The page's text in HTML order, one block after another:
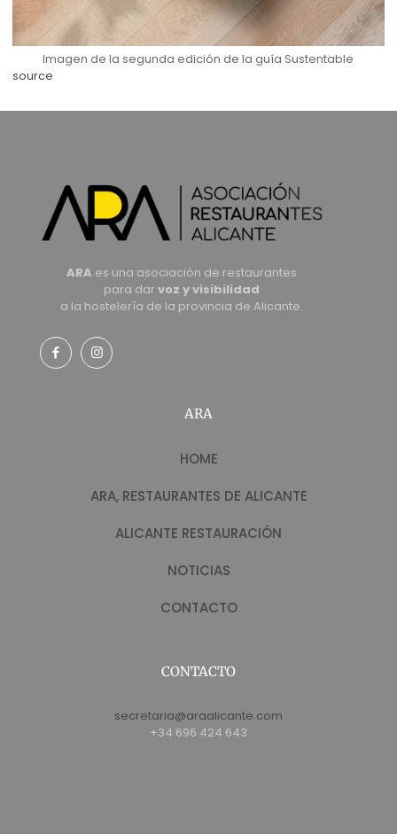
Imagen de la segunda edición de la guía Sustentable
source
ARA es una asociación de restaurantes
para dar voz y visibilidad
a la hostelería de la provincia de Alicante.
ARA
HOME
ARA, RESTAURANTES DE ALICANTE
ALICANTE RESTAURACIÓN
NOTICIAS
CONTACTO
CONTACTO
secretaria@araalicante.com
+34 696 424 643